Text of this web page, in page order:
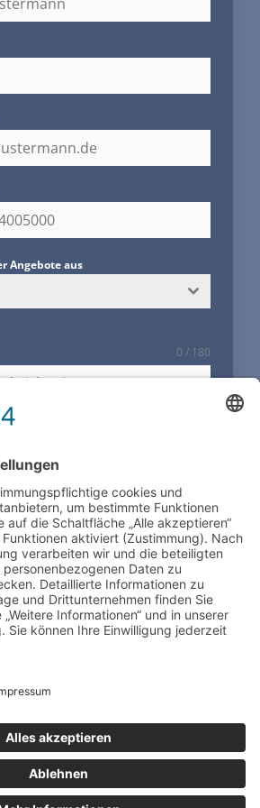
Angebote aus
0 / 180
Nachricht senden
Impressum
Datenschutz